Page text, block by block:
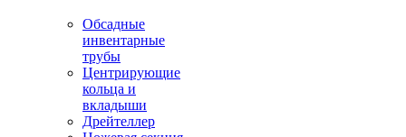
Обсадные
инвентарные
трубы
Центрирующие
кольца и
вкладыши
Дрейтеллер